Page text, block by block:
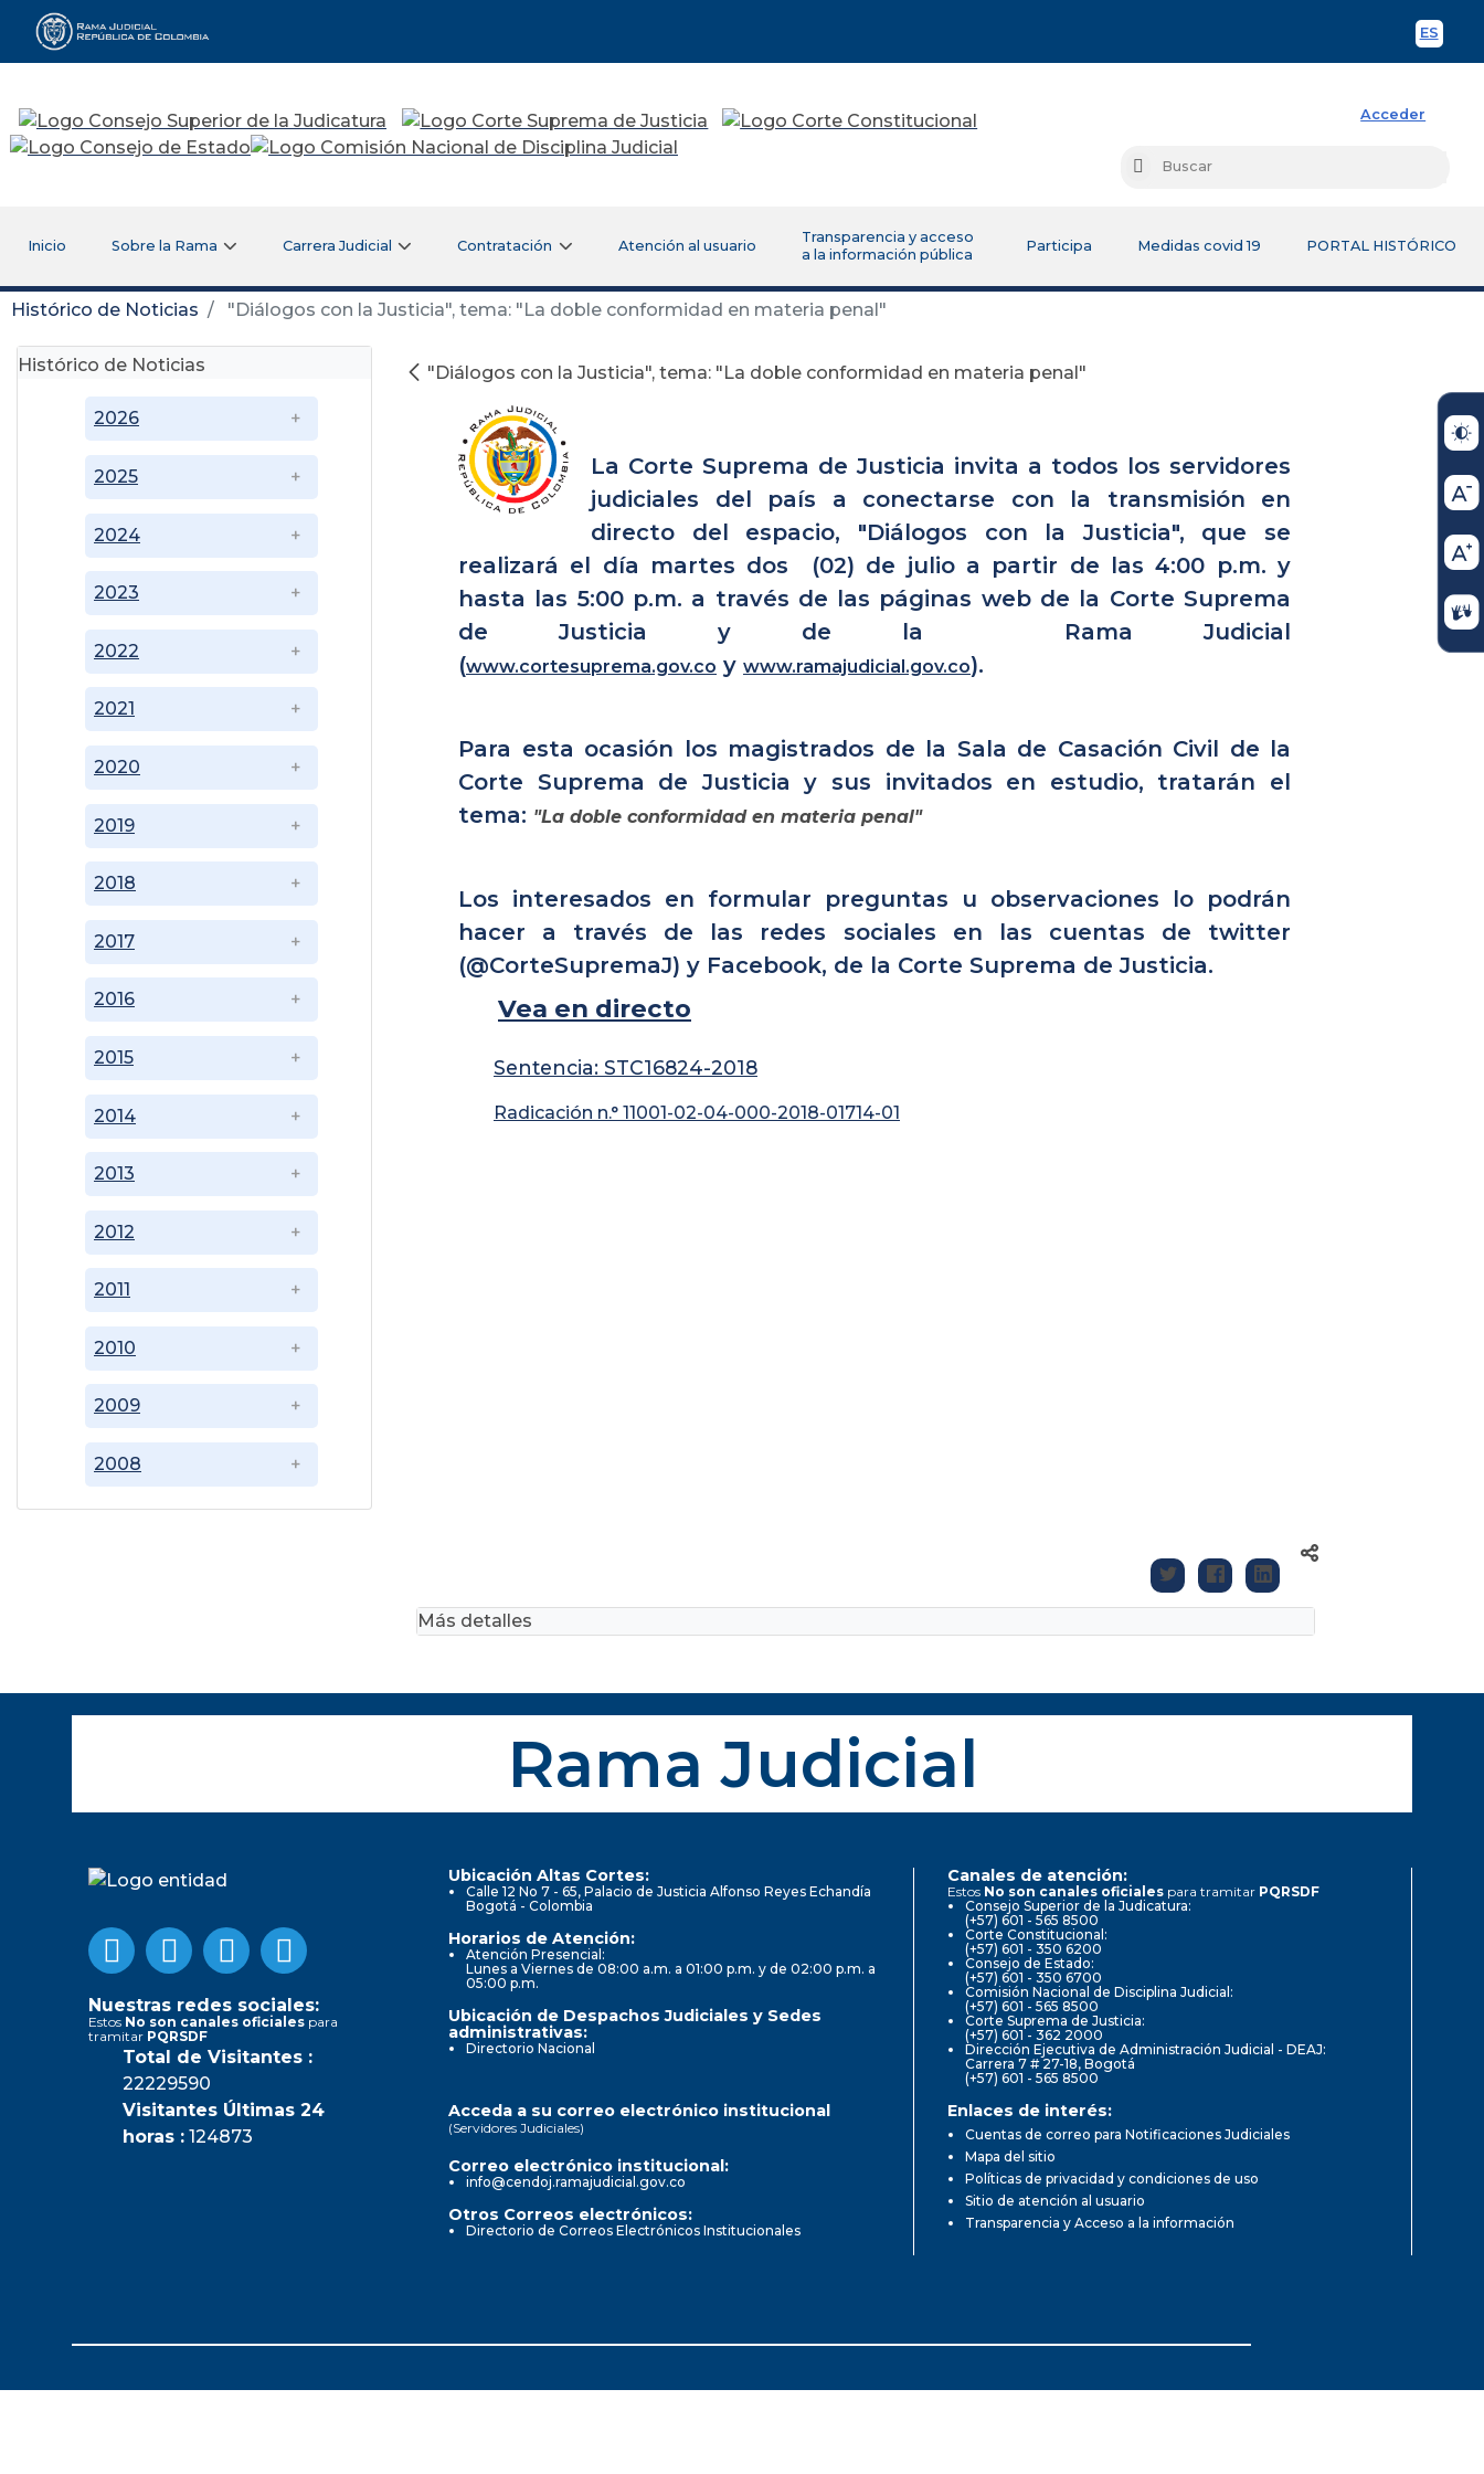
ES
Rama Judicial
Acceder
Buscar
Inicio Sobre la Rama Carrera Judicial Contratación Atención al usuario
Transparencia y acceso
a la información pública
Participa Medidas covid 19 PORTAL HISTÓRICO
Histórico de Noticias "Diálogos con la Justicia", tema: "La doble conformidad en materia penal"
Histórico de Noticias
2008
2009
2010
2011
2012
2013
2014
2015
2016
2017
2018
2019
2020
2021
2022
2023
2024
2025
2026
"Diálogos con la Justicia", tema: "La doble conformidad en materia penal"
La Corte Suprema de Justicia invita a todos los servidores
judiciales del país a conectarse con la transmisión en
directo del espacio, "Diálogos con la Justicia", que se
realizará el día martes dos (02) de julio a partir de las 4:00 p.m. y
hasta las 5:00 p.m. a través de las páginas web de la Corte Suprema
de Justicia y de la Rama Judicial
(www.cortesuprema.gov.co y www.ramajudicial.gov.co).
Para esta ocasión los magistrados de la Sala de Casación Civil de la
Corte Suprema de Justicia y sus invitados en estudio, tratarán el
tema: "La doble conformidad en materia penal"
Los interesados en formular preguntas u observaciones lo podrán
hacer a través de las redes sociales en las cuentas de twitter
(@CorteSupremaJ) y Facebook, de la Corte Suprema de Justicia.
Vea en directo
Sentencia: STC16824-2018
Radicación n.° 11001-02-04-000-2018-01714-01
Más detalles
Rama Judicial
Nuestras redes sociales:
Estos No son canales oficiales para
tramitar PQRSDF
Total de Visitantes :
22229590
Visitantes Últimas 24
horas : 124873
Ubicación Altas Cortes:
Calle 12 No 7 - 65, Palacio de Justicia Alfonso Reyes Echandía
Bogotá - Colombia
Horarios de Atención:
Atención Presencial:
Lunes a Viernes de 08:00 a.m. a 01:00 p.m. y de 02:00 p.m. a
05:00 p.m.
Ubicación de Despachos Judiciales y Sedes
administrativas:
Directorio Nacional
Canales de atención:
Estos No son canales oficiales para tramitar PQRSDF
Consejo Superior de la Judicatura:
(+57) 601 - 565 8500
Corte Constitucional:
(+57) 601 - 350 6200
Consejo de Estado:
(+57) 601 - 350 6700
Comisión Nacional de Disciplina Judicial:
(+57) 601 - 565 8500
Corte Suprema de Justicia:
(+57) 601 - 362 2000
Dirección Ejecutiva de Administración Judicial - DEAJ:
Carrera 7 # 27-18, Bogotá
(+57) 601 - 565 8500
Acceda a su correo electrónico institucional
(Servidores Judiciales)
Correo electrónico institucional:
info@cendoj.ramajudicial.gov.co
Otros Correos electrónicos:
Directorio de Correos Electrónicos Institucionales
Enlaces de interés:
Cuentas de correo para Notificaciones Judiciales
Mapa del sitio
Políticas de privacidad y condiciones de uso
Sitio de atención al usuario
Transparencia y Acceso a la información